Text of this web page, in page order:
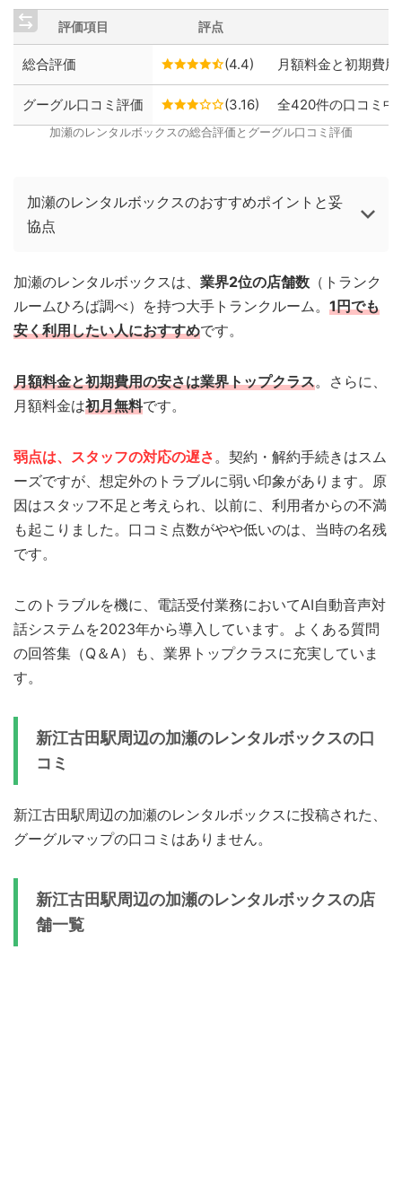
評価項目 評点
総合評価 (4.4) 月額料金と初期費
グーグル口コミ評価 (3.16) 全420件の口コミ中
加瀬のレンタルボックスの総合評価とグーグル口コミ評価
加瀬のレンタルボックスのおすすめポイントと妥
協点
加瀬のレンタルボックスは、 業界2位の店舗数 （トランク
ルームひろば調べ）を持つ大手トランクルーム。 1円でも
安く利用したい人におすすめです。
月額料金と初期費用の安さは業界トップクラス。さらに、
月額料金は初月無料です。
弱点は、スタッフの対応の遅さ 。契約・解約手続きはスム
ーズですが、想定外のトラブルに弱い印象があります。原
因はスタッフ不足と考えられ、以前に、利用者からの不満
も起こりました。口コミ点数がやや低いのは、当時の名残
です。
このトラブルを機に、電話受付業務においてAI自動音声対
話システムを2023年から導入しています。よくある質問
の回答集（Q＆A）も、業界トップクラスに充実していま
す。
新江古田駅周辺の加瀬のレンタルボックスの口
コミ
新江古田駅周辺の加瀬のレンタルボックスに投稿された、
グーグルマップの口コミはありません。
新江古田駅周辺の加瀬のレンタルボックスの店
舗一覧